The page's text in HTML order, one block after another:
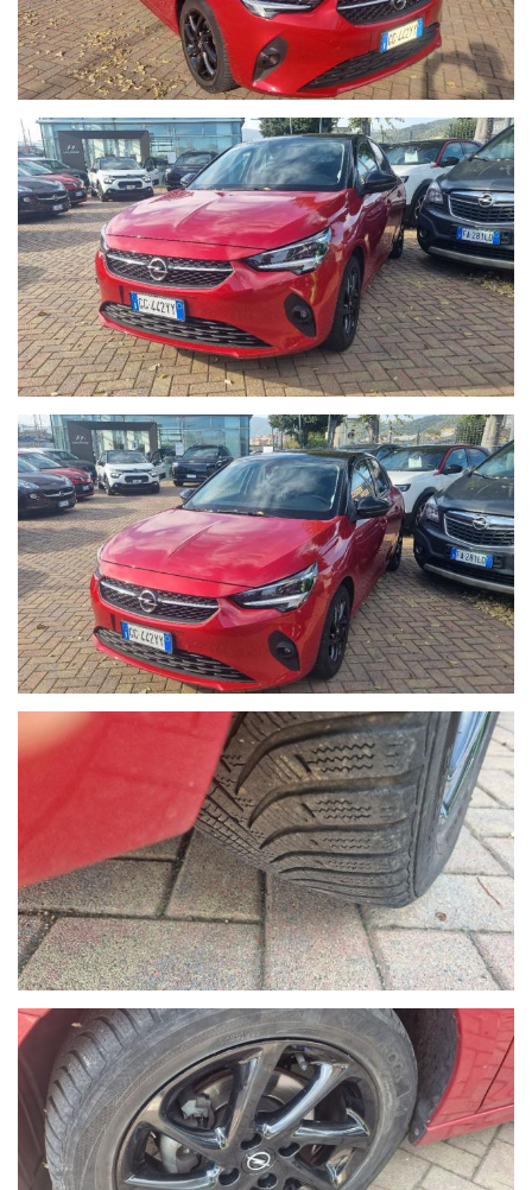
vantaggiosi.
- Su ogni nostro veicolo vengono eseguiti più di 50 controlli
prima della consegna.
- In caso di veicoli da dare in permuta, si prega di inviare un
messaggio su Whatsapp al numero 389.535.7225 specificando
marca, modello, anno di immatricolazione, km percorsi, eventuali
interventi eseguiti e veicolo di interesse.
Sono inoltre necessarie fotografie dettagliate della vettura
posseduta. I nostri consulenti risponderanno indicando una
prima valutazione indicativa migliroabile di persona.
- Il Gruppo Autoquadrifoglio è concessionaria ufficiale Opel per
la vendita di autoveicoli e veicoli industriali dal 1978. Nel 2000
ha ampliato la gamma di servizi per i clienti con una moderna
autofficina meccanica.
Nel 2004 comincia l’avventura “Outlet dell’auto”, per la
commercializzazione di veicoli d’occasione garantiti di tutte le
marche.
Nel 2015 diventa nuova e unica concessionaria per la provincia
di Savona del brand Hyundai, aprendo una nuova sede in via
Braja 48r a Savona.
Oggi Autoquadrifoglio è anche concessionaria ufficiale per la
provincia di Savona dei brand Peugeot e Citroen, con sede in Via
Nizza 18 a Savona.
- Le immagini possono differire dalla vettura reale in stock
oggetto dell'offerta.